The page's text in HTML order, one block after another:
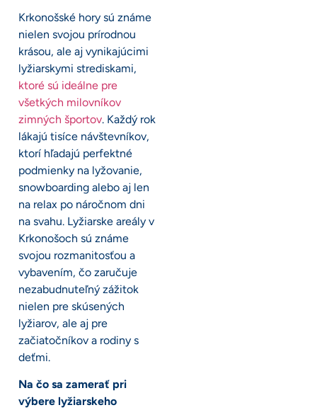
Krkonošské hory sú známe
nielen svojou prírodnou
krásou, ale aj vynikajúcimi
lyžiarskymi strediskami,
ktoré sú ideálne pre
všetkých milovníkov
zimných športov. Každý rok
lákajú tisíce návštevníkov,
ktorí hľadajú perfektné
podmienky na lyžovanie,
snowboarding alebo aj len
na relax po náročnom dni
na svahu. Lyžiarske areály v
Krkonošoch sú známe
svojou rozmanitosťou a
vybavením, čo zaručuje
nezabudnuteľný zážitok
nielen pre skúsených
lyžiarov, ale aj pre
začiatočníkov a rodiny s
deťmi.
Na čo sa zamerať pri
výbere lyžiarskeho